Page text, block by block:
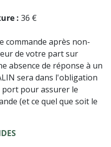
: 36 €
commande après non-
de votre part sur
absence de réponse à un
sera dans l'obligation
port pour assurer le
(et ce quel que soit le